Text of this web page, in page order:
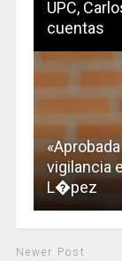
UPC,
cuentas
vigilancia
L�pez
Newer Post